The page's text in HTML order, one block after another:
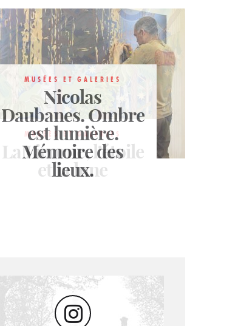
MUSÉES ET GALERIES
La Licorne, l’étoile
et la lune
MUSÉES ET GALERIES
Nicolas
Daubanes. Ombre
est lumière.
Mémoire des
lieux.
MUSÉES ET GALERIES
Le Choc Nabi